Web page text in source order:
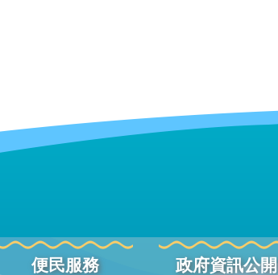
便民服務 政府資訊公開